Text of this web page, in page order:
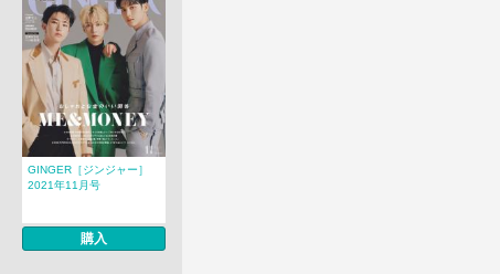
GINGER［ジンジャー］
2021年11月号
購入